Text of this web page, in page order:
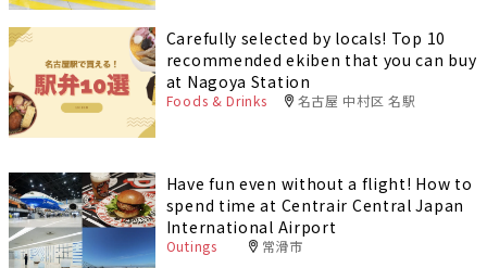
Carefully selected by locals! Top 10
recommended ekiben that you can buy
at Nagoya Station
Foods & Drinks 名古屋 中村区 名駅
Have fun even without a flight! How to
spend time at Centrair Central Japan
International Airport
Outings 常滑市